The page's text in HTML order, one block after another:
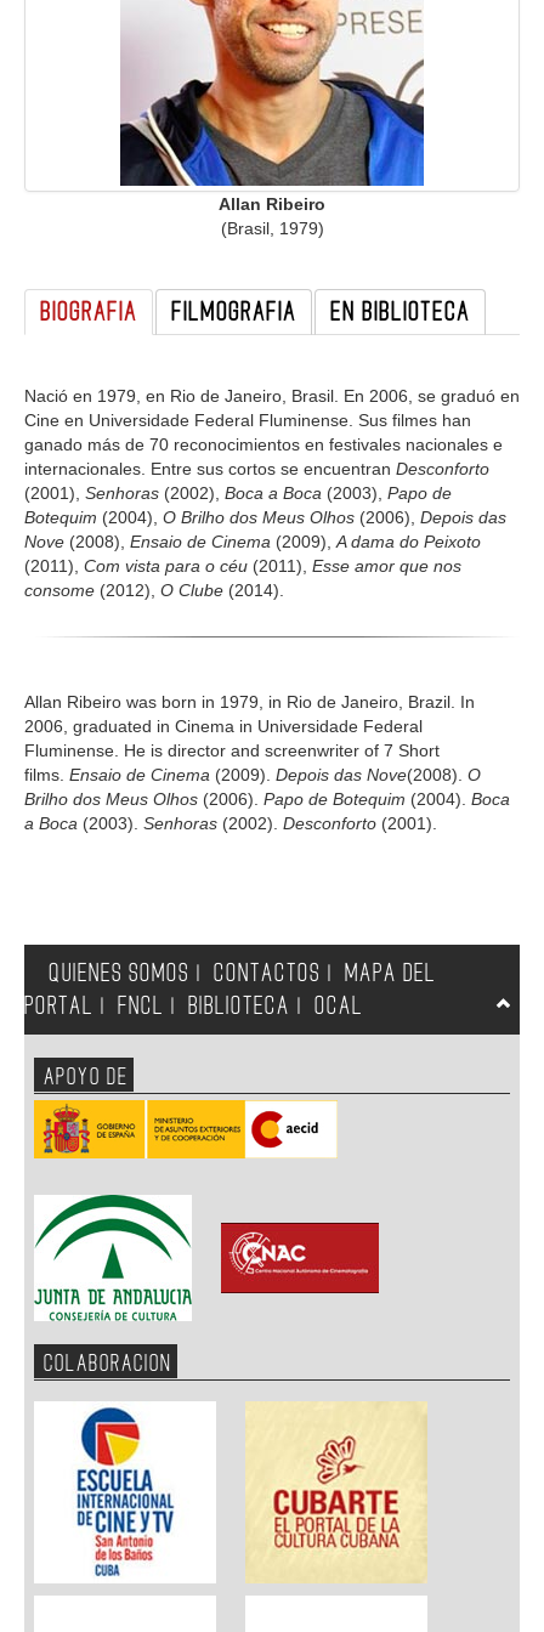
Allan Ribeiro
(Brasil, 1979)
BIOGRAFIA FILMOGRAFIA EN BIBLIOTECA
Nació en 1979, en Rio de Janeiro, Brasil. En 2006, se graduó en
Cine en Universidade Federal Fluminense. Sus filmes han
ganado más de 70 reconocimientos en festivales nacionales e
internacionales. Entre sus cortos se encuentran Desconforto
(2001), Senhoras (2002), Boca a Boca (2003), Papo de
Botequim (2004), O Brilho dos Meus Olhos (2006), Depois das
Nove (2008), Ensaio de Cinema (2009), A dama do Peixoto
(2011), Com vista para o céu (2011), Esse amor que nos
consome (2012), O Clube (2014).
Allan Ribeiro was born in 1979, in Rio de Janeiro, Brazil. In
2006, graduated in Cinema in Universidade Federal
Fluminense. He is director and screenwriter of 7 Short
films. Ensaio de Cinema (2009). Depois das Nove(2008). O
Brilho dos Meus Olhos (2006). Papo de Botequim (2004). Boca
a Boca (2003). Senhoras (2002). Desconforto (2001).
QUIENES SOMOS CONTACTOS
MAPA DEL
PORTAL
FNCL BIBLIOTECA OCAL
APOYO DE
COLABORACION